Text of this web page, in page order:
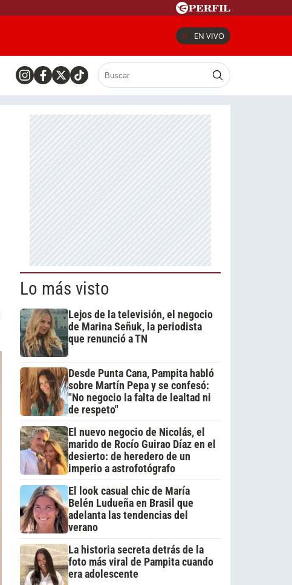
EN VIVO
Lo más visto
Lejos de la televisión, el negocio
de Marina Señuk, la periodista
que renunció a TN
Desde Punta Cana, Pampita habló
sobre Martín Pepa y se confesó:
"No negocio la falta de lealtad ni
de respeto"
El nuevo negocio de Nicolás, el
marido de Rocío Guirao Díaz en el
desierto: de heredero de un
imperio a astrofotógrafo
El look casual chic de María
Belén Ludueña en Brasil que
adelanta las tendencias del
verano
La historia secreta detrás de la
foto más viral de Pampita cuando
era adolescente